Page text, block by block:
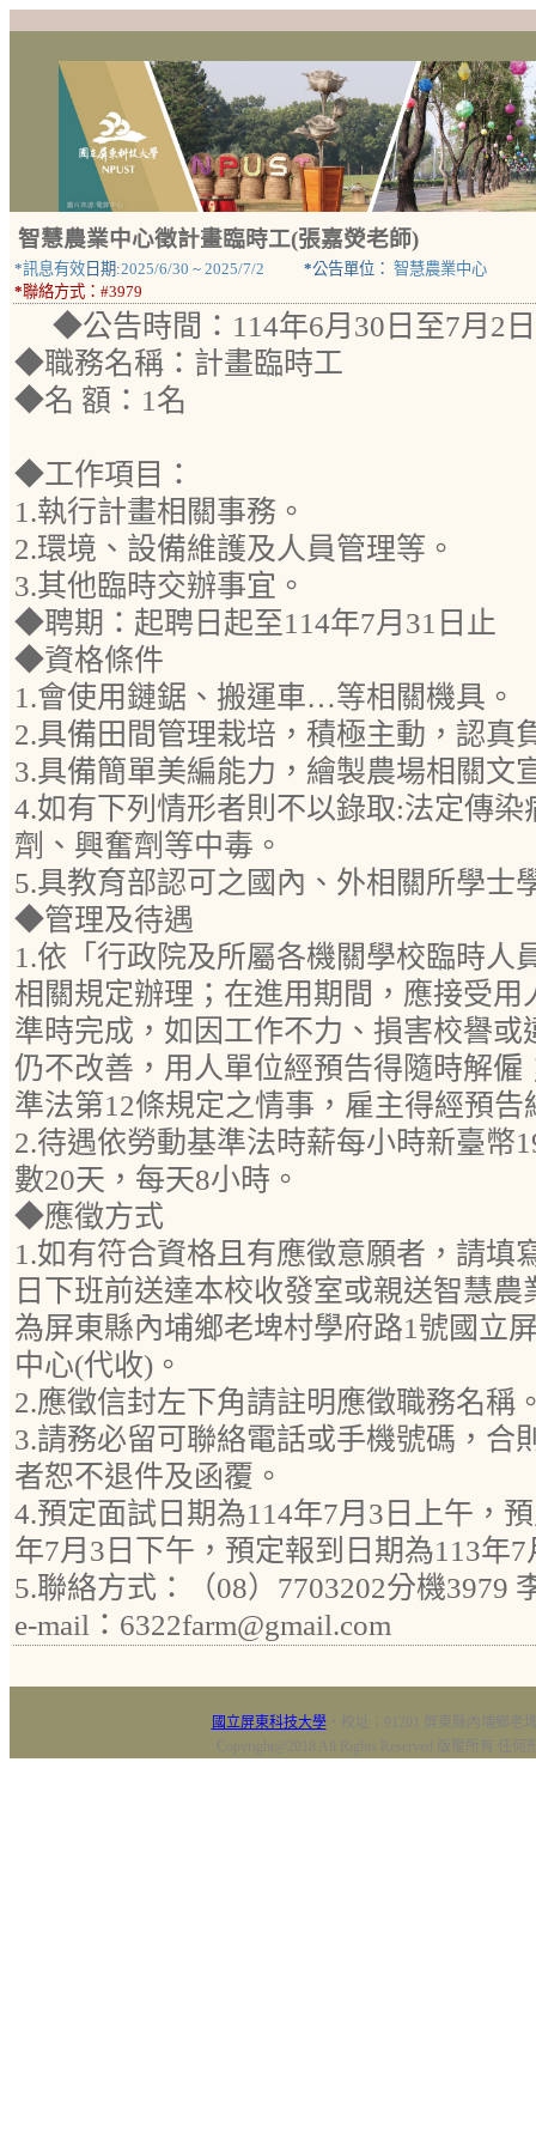
智慧農業中心徵計畫臨時工(張嘉熒老師)
*訊息有效 日期:2025/6/30 ~ 2025/7/2 *公告單位： 智慧農業中心
*聯絡方式： #3979
◆公告時間：114年6月30日至7月2
◆職務名稱：計畫臨時工
◆名 額：1名
◆工作項目：
1.執行計畫相關事務。
2.環境、設備維護及人員管理等。
3.其他臨時交辦事宜。
◆聘期：起聘日起至114年7月31日止
◆資格條件
1.會使用鏈鋸、搬運車…等相關機具。
2.具備田間管理栽培，積極主動，認真
3.具備簡單美編能力，繪製農場相關文
4.如有下列情形者則不以錄取:法定傳
劑、興奮劑等中毒。
5.具教育部認可之國內、外相關所學士
◆管理及待遇
1.依「行政院及所屬各機關學校臨時人
相關規定辦理；在進用期間，應接受
準時完成，如因工作不力、損害校譽
仍不改善，用人單位經預告得隨時解僱
準法第12條規定之情事，雇主得經預告
2.待遇依勞動基準法時薪每小時新臺幣
數20天，每天8小時。
◆應徵方式
1.如有符合資格且有應徵意願者，請填
日下班前送達本校收發室或親送智慧
為屏東縣內埔鄉老埤村學府路1號國立
中心(代收)。
2.應徵信封左下角請註明應徵職務名稱
3.請務必留可聯絡電話或手機號碼，合
者恕不退件及函覆。
4.預定面試日期為114年7月3日上午，
年7月3日下午，預定報到日期為113年7
5.聯絡方式：（08）7703202分機3979
e-mail：6322farm@gmail.com
國立屏東科技大學‧校址：91201 屏東縣內埔鄉老